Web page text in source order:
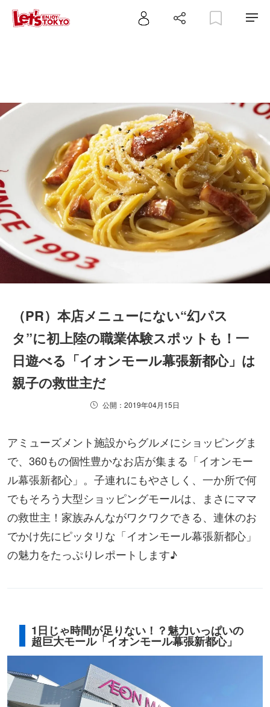
（PR）本店メニューにない“幻パス
タ”に初上陸の職業体験スポットも！一
日遊べる「イオンモール幕張新都心」は
親子の救世主だ
公開：2019年04月15日
アミューズメント施設からグルメにショッピングま
で、360もの個性豊かなお店が集まる「イオンモー
ル幕張新都心」。子連れにもやさしく、一か所で何
でもそろう大型ショッピングモールは、まさにママ
の救世主！家族みんながワクワクできる、連休のお
でかけ先にピッタリな「イオンモール幕張新都心」
の魅力をたっぷりレポートします♪
1日じゃ時間が足りない！？魅力いっぱいの
超巨大モール「イオンモール幕張新都心」